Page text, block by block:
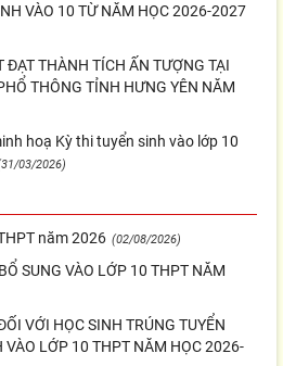
VÀO 10 TỪ NĂM HỌC 2026-2027
ĐẠT THÀNH TÍCH ẤN TƯỢNG TẠI
THÔNG TỈNH HƯNG YÊN NĂM
hoạ Kỳ thi tuyển sinh vào lớp 10
03/2026)
năm 2026 (02/08/2026)
SUNG VÀO LỚP 10 THPT NĂM
VỚI HỌC SINH TRÚNG TUYỂN
VÀO LỚP 10 THPT NĂM HỌC 2026-